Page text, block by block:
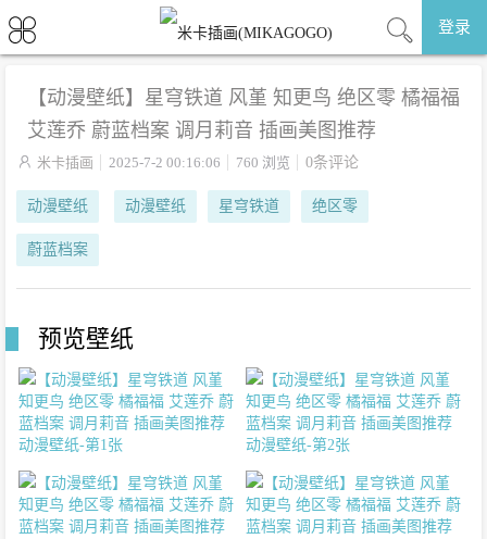
登录
【动漫壁纸】星穹铁道 风堇 知更鸟 绝区零 橘福福
艾莲乔 蔚蓝档案 调月莉音 插画美图推荐
 米卡插画 2025-7-2 00:16:06 760 浏览 0条评论
动漫壁纸 动漫壁纸 星穹铁道 绝区零
蔚蓝档案
预览壁纸